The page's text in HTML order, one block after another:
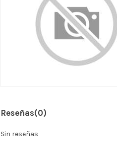
Reseñas(0)
Sin reseñas